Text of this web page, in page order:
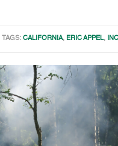
TAGS:CALIFORNIA, ERIC APPEL,